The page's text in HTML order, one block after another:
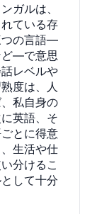
ガルは、
ている存
つの言語—
ど—で意思
レベルや
度は、人
私自身の
英語、そ
とに得意
生活や仕
分けるこ
して十分